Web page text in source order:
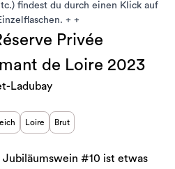
findest du durch einen Klick auf
+ +
Privée
de Loire 2023
Ladubay
Loire Brut
Jubiläumswein #10 ist etwas